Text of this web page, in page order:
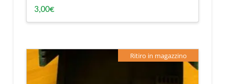
3,00€
Ritiro in magazzino